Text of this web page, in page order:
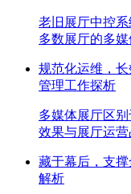
老旧展厅中控系
多数展厅的多
规范化运维，
管理工作探析
多媒体展厅区
效果与展厅运
藏于幕后，支
解析